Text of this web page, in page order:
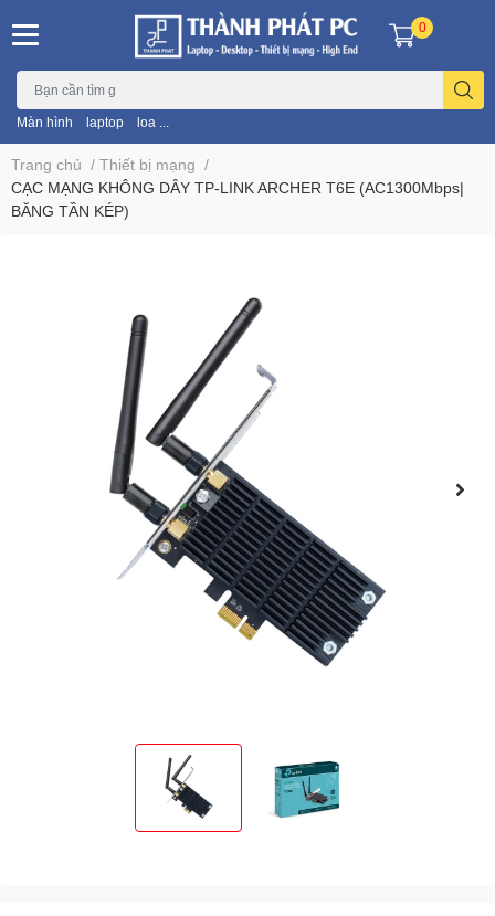
Màn hình laptop loa ...
0
Trang chủ / Thiết bị mạng /
CẠC MẠNG KHÔNG DÂY TP-LINK ARCHER T6E (AC1300Mbps|
BĂNG TẦN KÉP)